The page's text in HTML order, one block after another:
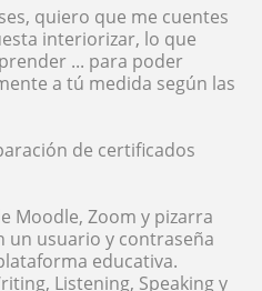
quiero que me cuentes
interiorizar, lo que
... para poder
a tú medida según las
de certificados
Moodle, Zoom y pizarra
un usuario y contraseña
educativa.
Listening, Speaking y